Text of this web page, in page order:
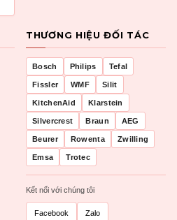
THƯƠNG HIỆU ĐỐI TÁC
Bosch Philips Tefal
Fissler WMF Silit
KitchenAid Klarstein
Silvercrest Braun AEG
Beurer Rowenta Zwilling
Emsa Trotec
Kết nối với chúng tôi
Facebook Zalo